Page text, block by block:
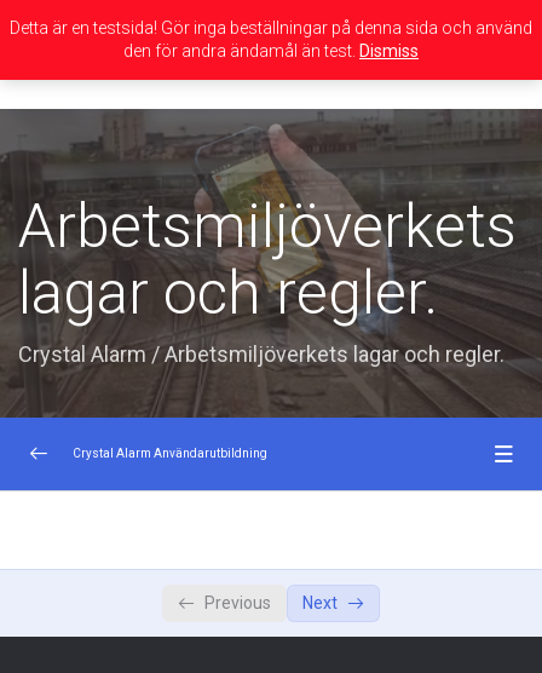
navigation
Arbetsmiljöverkets
lagar och regler.
Crystal Alarm /Arbetsmiljöverkets lagar och regler.
Arbetsmiljöverkets Lagar och Regler 0/4
Arbetsmiljöverkets lagar och regler.
Crystal Alarm Användarutbildning
Previous Next
Detta är en testsida! Gör inga beställningar på denna sida och använd
den för andra ändamål än test. Dismiss